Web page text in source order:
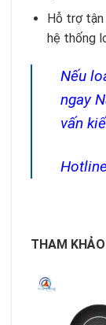
Hỗ trợ
hệ thống
Nếu
ngay
vấn
THAM